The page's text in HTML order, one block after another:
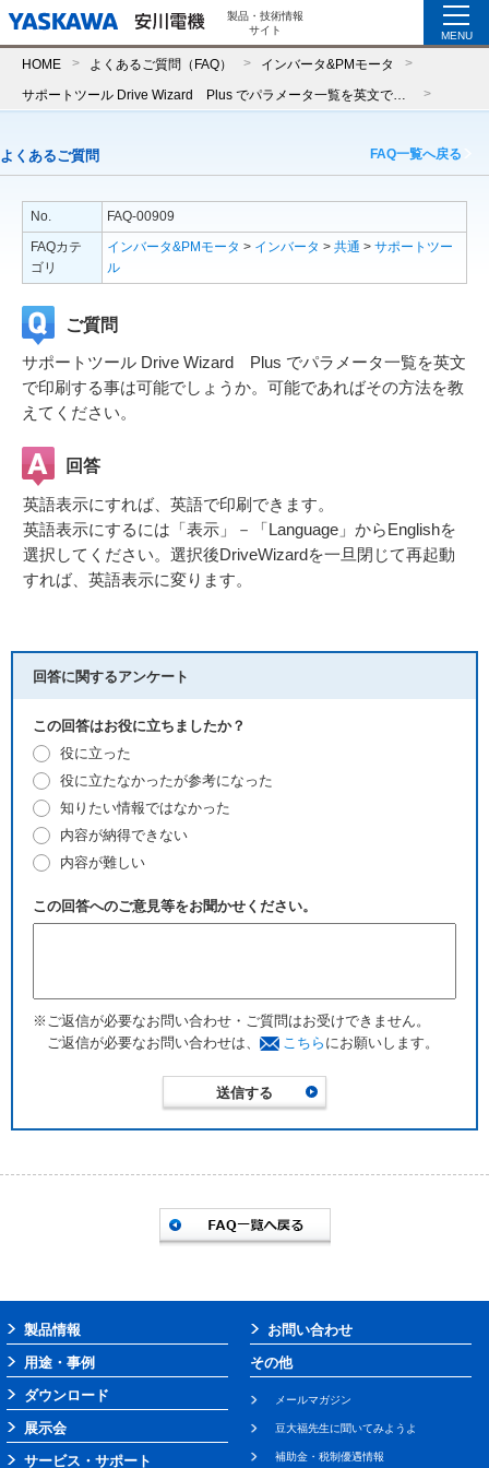
製品・技術情報
サイト
MENU
HOME よくあるご質問（FAQ） インバータ&PMモータ
よくあるご質問 FAQ一覧へ戻る
No.
FAQ-00909
FAQカテ
ゴリ
インバータ&PMモータ > インバータ > 共通 > サポートツー
ル
ご質問
サポートツール Drive Wizard Plus でパラメータ一覧を英文
で印刷する事は可能でしょうか。可能であればその方法を教
えてください。
回答
英語表示にすれば、英語で印刷できます。
英語表示にするには「表示」－「Language」からEnglishを
選択してください。選択後DriveWizardを一旦閉じて再起動
すれば、英語表示に変ります。
回答に関するアンケート
この回答はお役に立ちましたか？
役に立った
役に立たなかったが参考になった
知りたい情報ではなかった
内容が納得できない
内容が難しい
この回答へのご意見等をお聞かせください。
※ご返信が必要なお問い合わせ・ご質問はお受けできません。
ご返信が必要なお問い合わせは、
こちら にお願いします。
製品情報
用途・事例
ダウンロード
展示会
サービス・サポート
お問い合わせ
その他
メールマガジン
豆大福先生に聞いてみようよ
補助金・税制優遇情報